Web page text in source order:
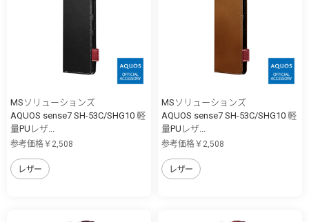
MSソリューションズ
AQUOS sense7 SH-53C/SHG10 軽
量PUレザ...
参考価格￥2,508
レザー
MSソリューションズ
AQUOS sense7 SH-53C/SHG10 軽
量PUレザ...
参考価格￥2,508
レザー